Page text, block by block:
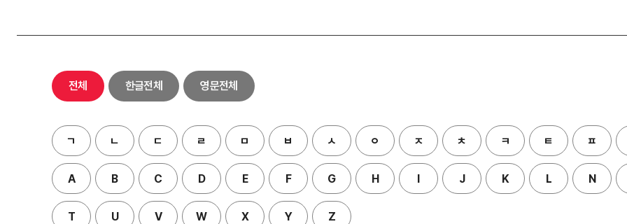
전체 한글전체 영문전체
ㄱ ㄴ ㄷ ㄹ ㅁ ㅂ ㅅ ㅇ ㅈ ㅊ ㅋ ㅌ ㅍ
A B C D E F G H I J K L N
T U V W X Y Z